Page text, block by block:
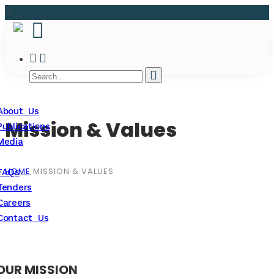
Us
Us
Mission & Values
HOME MISSION & VALUES
MISSION